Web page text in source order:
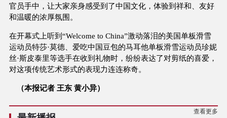
官员手中，让大家亲身感受到了中国文化，体验到祥和、友好
和温暖的浓厚氛围。
在开幕式上听到“Welcome to China”激动落泪的美国单板滑雪
运动员特莎·莫德、爱吃中国豆包的马耳他单板滑雪运动员珍妮
丝·斯皮泰里等选手在收到礼物时，纷纷表达了对剪纸的喜爱，
对这项传统艺术形式的表现力连连称奇。
（本报记者 王东 黄小异）
查看更多